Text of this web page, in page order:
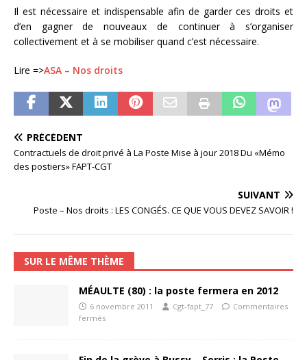
Il est nécessaire et indispensable afin de garder ces droits et
d’en gagner de nouveaux de continuer à s’organiser
collectivement et à se mobiliser quand c’est nécessaire.
Lire =>ASA – Nos droits
PRÉCÉDENT
Contractuels de droit privé à La Poste Mise à jour 2018 Du «Mémo
des postiers» FAPT-CGT
SUIVANT
Poste – Nos droits : LES CONGÉS. CE QUE VOUS DEVEZ SAVOIR !
SUR LE MÊME THÈME
MÉAULTE (80) : la poste fermera en 2012
6 novembre 2011 Cgt-fapt_77
Commentaires
fermés